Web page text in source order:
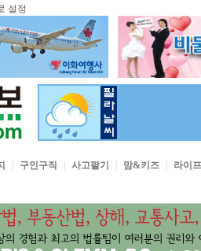
설정
구인구직 사고팔기 맘&키즈 라이